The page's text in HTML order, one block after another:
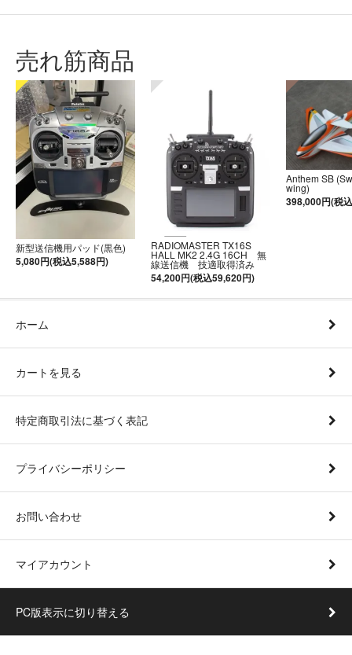
売れ筋商品
新型送信機用パッド(黒色)
5,080円(税込5,588円)
RADIOMASTER TX16S
HALL MK2 2.4G 16CH 無
線送信機 技適取得済み
54,200円(税込59,620円)
Anthem SB
wing)
398,000円(税
ホーム
カートを見る
特定商取引法に基づく表記
プライバシーポリシー
お問い合わせ
マイアカウント
PC版表示に切り替える